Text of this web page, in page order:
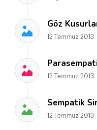
Göz
12 Temmuz 2013
12 Temmuz 2013
Sempatik
12 Temmuz 2013